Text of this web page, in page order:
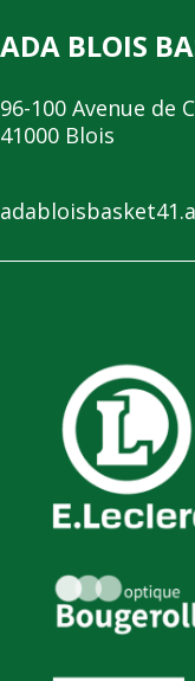
ADA BLOIS
96-100 Avenue de
41000 Blois